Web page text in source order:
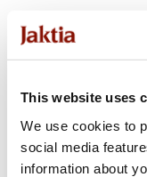
This website uses
We use cookies to
social media
information about